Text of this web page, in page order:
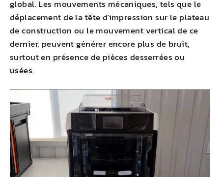
global. Les mouvements mécaniques, tels que le
déplacement de la tête d'impression sur le plateau
de construction ou le mouvement vertical de ce
dernier, peuvent générer encore plus de bruit,
surtout en présence de pièces desserrées ou
usées.